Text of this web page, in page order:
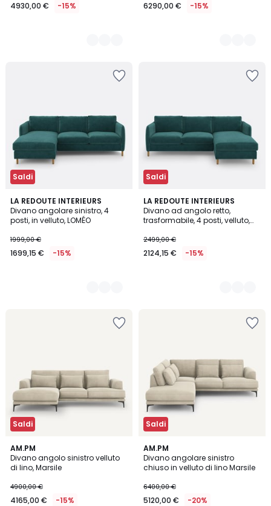
4930,00 € -15% 6290,00 € -15%
Saldi
LA REDOUTE INTERIEURS
Divano angolare sinistro, 4
posti, in velluto, LOMÉO
1999,00 €
1699,15 € -15%
3
Colori
Saldi
LA REDOUTE INTERIEURS
Divano ad angolo retto,
trasformabile, 4 posti, velluto,
2499,00 €
2124,15 € -15%
3
Colori
Saldi
AM.PM
Divano angolo sinistro velluto
di lino, Marsile
4900,00 €
4165,00 € -15%
5
Colori
Saldi
AM.PM
Divano angolare sinistro
chiuso in velluto di lino Marsile
6400,00 €
5120,00 € -20%
5
Colori